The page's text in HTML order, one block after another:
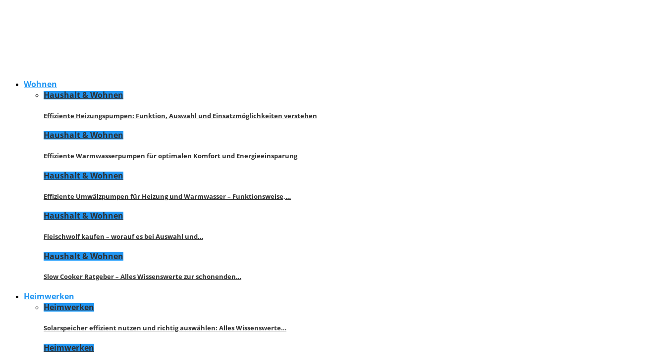
Wohnen
Haushalt & Wohnen
Effiziente Heizungspumpen: Funktion, Auswahl und Einsatzmöglichkeiten verstehen
Haushalt & Wohnen
Effiziente Warmwasserpumpen für optimalen Komfort und Energieeinsparung
Haushalt & Wohnen
Effiziente Umwälzpumpen für Heizung und Warmwasser – Funktionsweise,…
Haushalt & Wohnen
Fleischwolf kaufen – worauf es bei Auswahl und…
Haushalt & Wohnen
Slow Cooker Ratgeber – Alles Wissenswerte zur schonenden…
Heimwerken
Heimwerken
Solarspeicher effizient nutzen und richtig auswählen: Alles Wissenswerte…
Heimwerken